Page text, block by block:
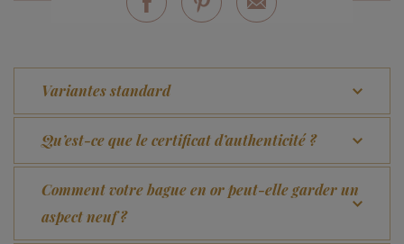
Variantes standard
Qu’est-ce que le certificat d’authenticité ?
Comment votre bague en or peut-elle garder un
aspect neuf ?